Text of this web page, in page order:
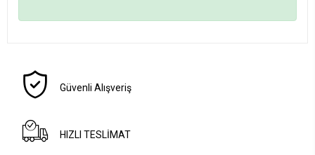
Güvenli Alışveriş
HIZLI TESLİMAT